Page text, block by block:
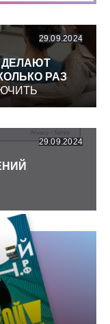
29.09.2024
ДЕЛАЮТ
РАЗ
29.09.2024